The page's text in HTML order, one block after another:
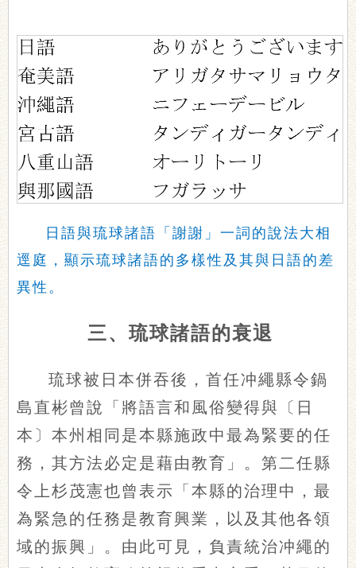
日語與琉球諸語「謝謝」一詞的說法大相
逕庭，顯示琉球諸語的多樣性及其與日語的差
異性。
三、琉球諸語的衰退
琉球被日本併吞後，首任冲繩縣令鍋
島直彬曾說「將語言和風俗變得與〔日
本〕本州相同是本縣施政中最為緊要的任
務，其方法必定是藉由教育」。第二任縣
令上杉茂憲也曾表示「本縣的治理中，最
為緊急的任務是教育興業，以及其他各領
域的振興」。由此可見，負責統治冲繩的